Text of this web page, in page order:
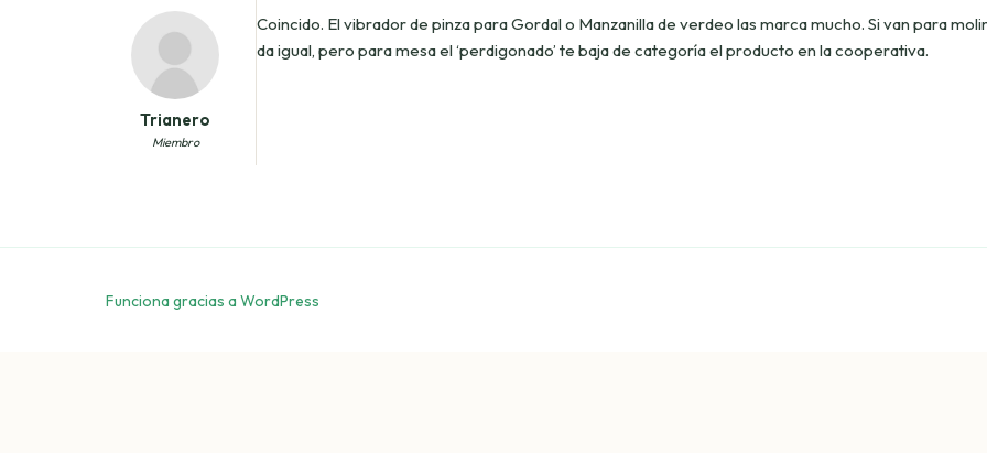
Trianero
Miembro
Coincido. El vibrador de pinza para Gordal o Manzanilla de verdeo las marca mucho. Si van para
da igual, pero para mesa el ‘perdigonado’ te baja de categoría el producto en la cooperativa.
Funciona gracias a WordPress